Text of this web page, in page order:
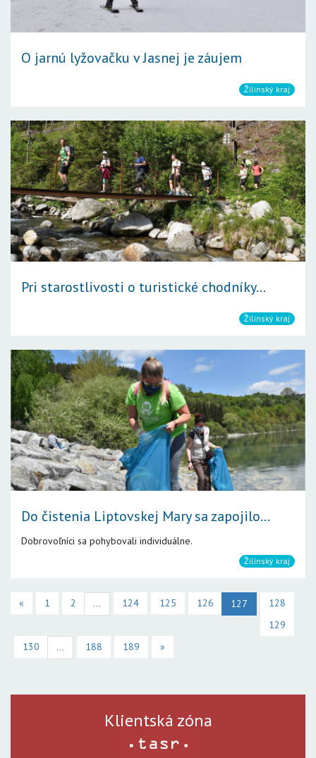
O jarnú lyžovačku v Jasnej je záujem
Žilinský kraj
Pri starostlivosti o turistické chodníky...
Žilinský kraj
Do čistenia Liptovskej Mary sa zapojilo...
Dobrovoľníci sa pohybovali individuálne.
Žilinský kraj
« 1 2 ... 124 125 126 127
128
129
130
... 188 189 »
Klientská zóna